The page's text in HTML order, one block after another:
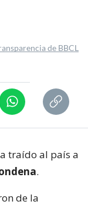
de BBCL
traído al país a
.
de la